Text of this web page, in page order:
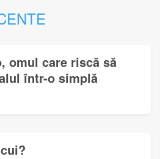
omul care riscă să
într-o simplă